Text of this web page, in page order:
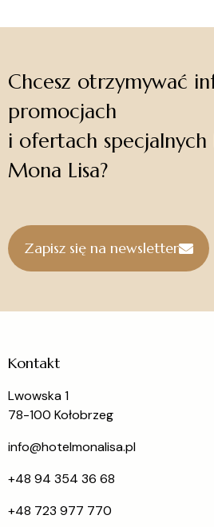
Chcesz otrzymywać
promocjach
i ofertach
Mona Lisa?
Zapisz się na newsletter
Kontakt
Lwowska 1
78-100 Kołobrzeg
info@hotelmonalisa.pl
+48 94 354 36 68
+48 723 977 770